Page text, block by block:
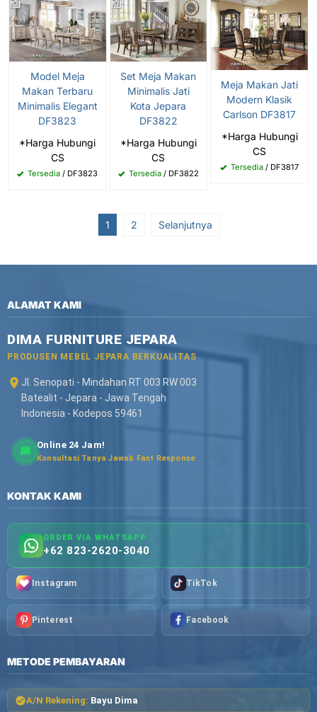
Model Meja
Makan Terbaru
Minimalis Elegant
DF3823
*Harga Hubungi
CS
Tersedia / DF3823
Set Meja Makan
Minimalis Jati
Kota Jepara
DF3822
*Harga Hubungi
CS
Tersedia/ DF3822
Meja Makan Jati
Modern Klasik
Carlson DF3817
*Harga Hubungi
CS
Tersedia / DF3817
1 2 Selanjutnya
ALAMAT KAMI
DIMA FURNITURE JEPARA
PRODUSEN MEBEL JEPARA BERKUALITAS
Jl. Senopati - Mindahan RT 003 RW 003
Batealit - Jepara - Jawa Tengah
Indonesia - Kodepos 59461
Online 24 Jam!
Konsultasi Tanya Jawab Fast Response
KONTAK KAMI
ORDER VIA WHATSAPP
+62 823-2620-3040
Instagram TikTok
Pinterest Facebook
METODE PEMBAYARAN
A/N Rekening: Bayu Dima